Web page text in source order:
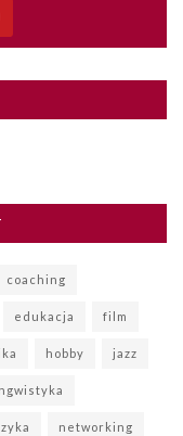
coaching
edukacja film
hobby jazz
networking